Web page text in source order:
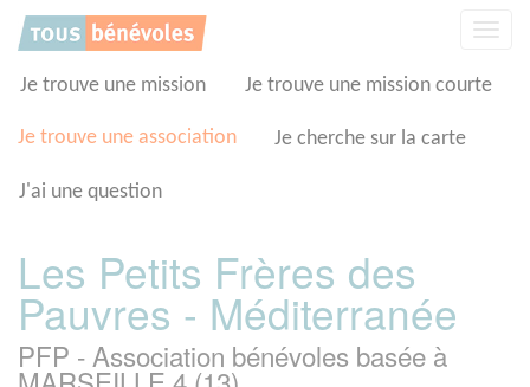
Je trouve une mission Je trouve une mission courte
Je trouve une association Je cherche sur la carte
J'ai une question
Les Petits Frères des
Pauvres - Méditerranée
PFP - Association bénévoles basée à
Panneau de gestion des cookies